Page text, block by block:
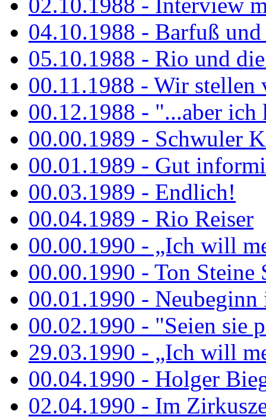
04.10.1988 - Barfuß und
05.10.1988 - Rio und
00.11.1988 - Wir stellen
00.12.1988 - "...aber ich
00.00.1989 - Schwuler
00.01.1989 - Gut
00.03.1989 - Endlich!
00.04.1989 - Rio Reiser
00.00.1990 - „Ich will
00.00.1990 - Ton Steine
00.01.1990 -
00.02.1990 - "Seien sie
29.03.1990 - „Ich will
00.04.1990 - Holger
02.04.1990 - Im